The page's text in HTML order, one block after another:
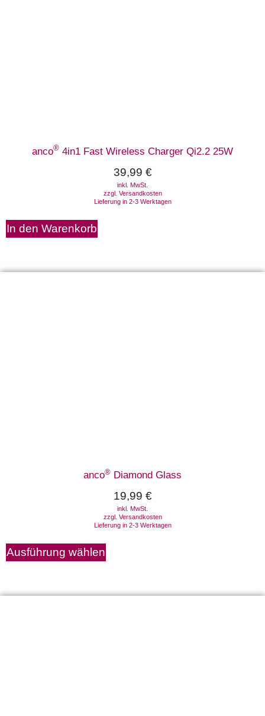
anco® 4in1 Fast Wireless Charger Qi2.2 25W
39,99 €
inkl. MwSt.
zzgl. Versandkosten
Lieferung in 2-3 Werktagen
In den Warenkorb
anco® Diamond Glass
19,99 €
inkl. MwSt.
zzgl. Versandkosten
Lieferung in 2-3 Werktagen
Ausführung wählen